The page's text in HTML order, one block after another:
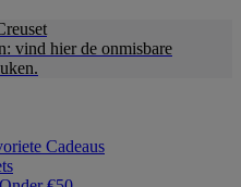
vind hier de onmisbare
Cadeaus